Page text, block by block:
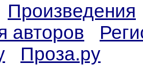
Произведения
авторов
Проза.ру